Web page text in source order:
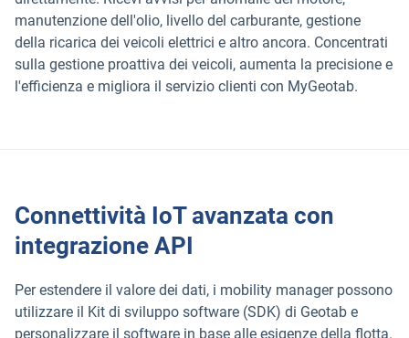
manutenzione dell'olio, livello del carburante, gestione
della ricarica dei veicoli elettrici e altro ancora. Concentrati
sulla gestione proattiva dei veicoli, aumenta la precisione e
l'efficienza e migliora il servizio clienti con MyGeotab.
Connettività IoT avanzata con
integrazione API
Per estendere il valore dei dati, i mobility manager possono
utilizzare il Kit di sviluppo software (SDK) di Geotab e
personalizzare il software in base alle esigenze della flotta.